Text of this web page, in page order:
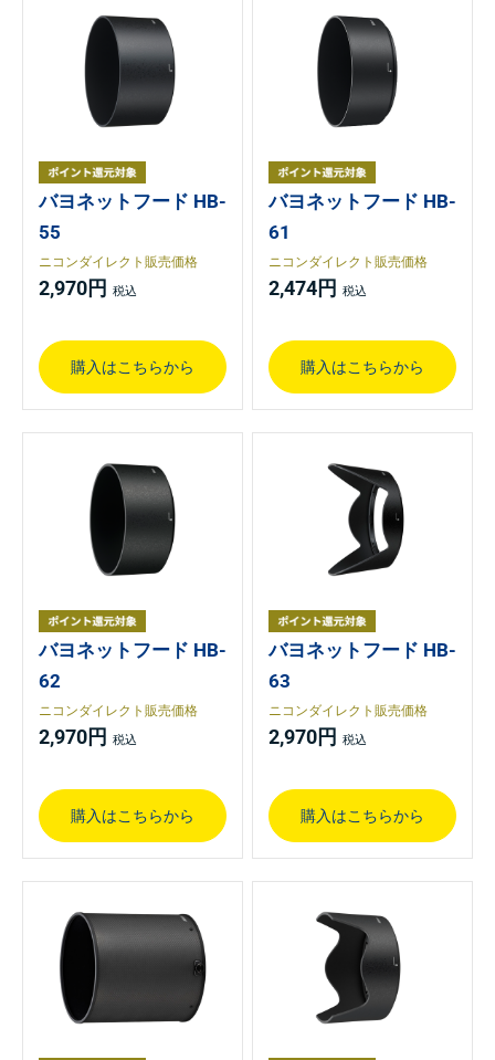
バヨネットフード HB-
55
ニコンダイレクト販売価格
2,970円
購入はこちらから
バヨネットフード HB-
61
ニコンダイレクト販売価格
2,474円
購入はこちらから
バヨネットフード HB-
62
ニコンダイレクト販売価格
2,970円
購入はこちらから
バヨネットフード HB-
63
ニコンダイレクト販売価格
2,970円
購入はこちらから